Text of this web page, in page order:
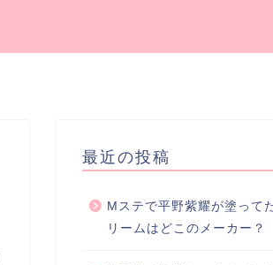
最近の投稿
Mステで平野紫耀が塗って
リームはどこのメーカー？